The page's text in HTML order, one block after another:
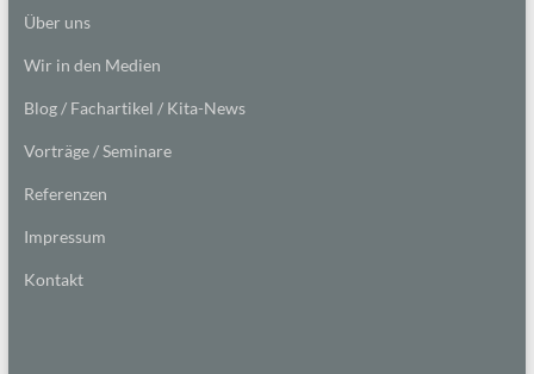
Über uns
Wir in den Medien
Blog / Fachartikel / Kita-News
Vorträge / Seminare
Referenzen
Impressum
Kontakt